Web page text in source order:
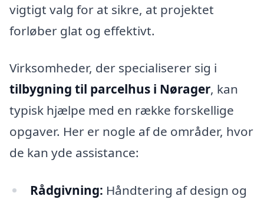
vigtigt valg for at sikre, at projektet
forløber glat og effektivt.
Virksomheder, der specialiserer sig i
tilbygning til parcelhus i Nørager, kan
typisk hjælpe med en række forskellige
opgaver. Her er nogle af de områder, hvor
de kan yde assistance:
Rådgivning: Håndtering af design og